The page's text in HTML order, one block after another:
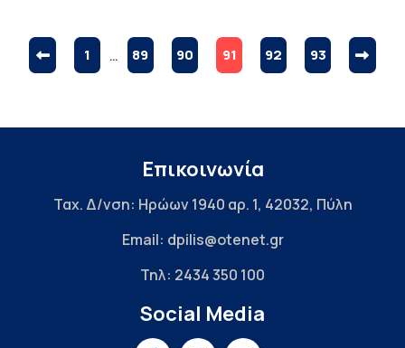
1 … 89 90 91 92 93
Επικοινωνία
Ταχ. Δ/νση: Ηρώων 1940 αρ. 1, 42032, Πύλη
Email: dpilis@otenet.gr
Τηλ: 2434 350 100
Social Media